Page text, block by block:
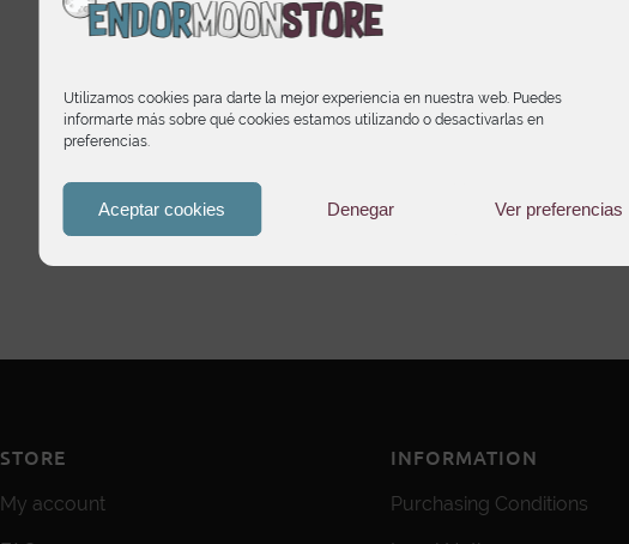
Utilizamos cookies para darte la mejor experiencia en nuestra web. Puedes
informarte más sobre qué cookies estamos utilizando o desactivarlas en
preferencias.
Aceptar cookies Denegar Ver preferencias
STORE
My account
INFORMATION
Purchasing Conditions